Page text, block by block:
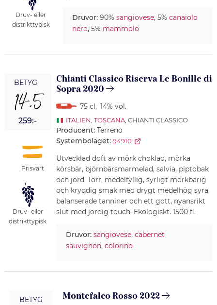
Druv- eller
distrikttypisk
Druvor:90% sangiovese, 5% canaiolo
nero, 5% mammolo
BETYG
14,5
259:-
Prisvärt
Druv- eller
distrikttypisk
Chianti Classico Riserva Le Bonille di
Sopra 2020
75 cl , 14% vol.
ITALIEN, TOSCANA, CHIANTI CLASSICO
Producent: Terreno
Systembolaget: 94910
Utvecklad doft av mörk choklad, mörka
körsbär, björnbärsmarmelad, salvia, piptobak
och jord. Torr, medelfyllig, syrligt mörkbärig
och kryddig smak med drygt medelhög syra,
balanserade tanniner och ett gott, nyansrikt
slut med jordig touch. Ekologiskt. 1500 fl.
Druvor: sangiovese, cabernet
sauvignon, colorino
BETYG Montefalco Rosso 2022